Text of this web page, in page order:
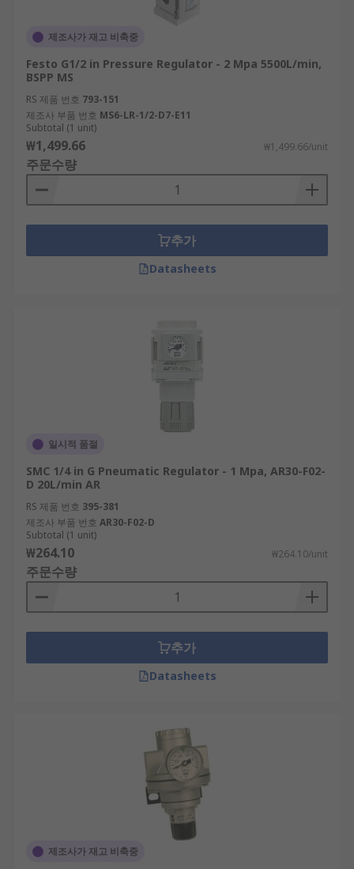
Connection port sizes
Flow rate
Operating temperature
Size and weight requirements
제조사가 재고 비축중
Festo G1/2 in Pressure Regulator - 2 Mpa 5500L/min,
BSPP MS
RS 제품 번호 793-151
제조사 부품 번호 MS6-LR-1/2-D7-E11
Subtotal (1 unit)
₩1,499.66 ₩1,499.66/unit
주문수량
추가
Datasheets
일시적 품절
SMC 1/4 in G Pneumatic Regulator - 1 Mpa, AR30-F02-
D 20L/min AR
RS 제품 번호 395-381
제조사 부품 번호 AR30-F02-D
Subtotal (1 unit)
₩264.10 ₩264.10/unit
주문수량
추가
Datasheets
제조사가 재고 비축중